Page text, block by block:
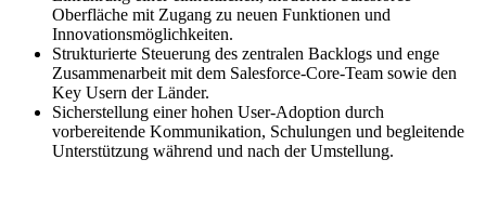
Oberfläche mit Zugang zu neuen Funktionen und
Innovationsmöglichkeiten.
Strukturierte Steuerung des zentralen Backlogs und enge
Zusammenarbeit mit dem Salesforce-Core-Team sowie den
Key Usern der Länder.
Sicherstellung einer hohen User-Adoption durch
vorbereitende Kommunikation, Schulungen und begleitende
Unterstützung während und nach der Umstellung.